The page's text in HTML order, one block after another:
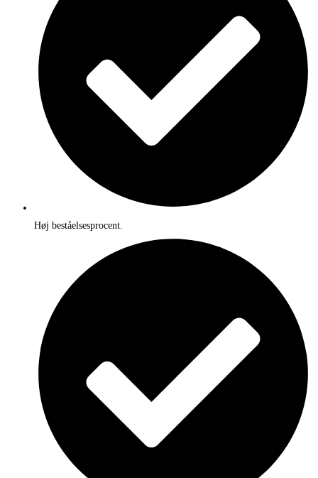
Høj beståelsesprocent.